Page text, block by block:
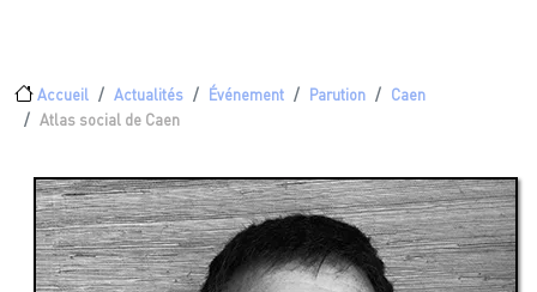
Fil d'Ariane
Accueil Actualités Événement Parution
Caen
Atlas social de Caen